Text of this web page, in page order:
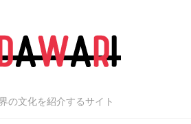
の文化を紹介するサイト